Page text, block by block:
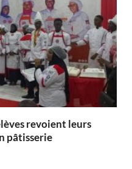
revoient leurs
pâtisserie